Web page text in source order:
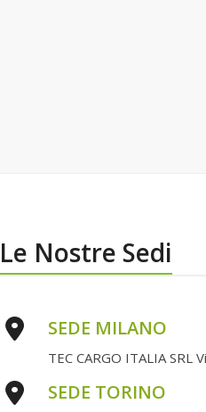
Le Nostre Sedi
SEDE MILANO
TEC CARGO ITALIA
SEDE TORINO